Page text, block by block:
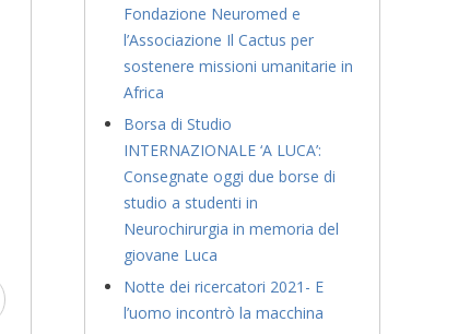
Fondazione Neuromed e
l’Associazione Il Cactus per
sostenere missioni umanitarie in
Africa
Borsa di Studio
INTERNAZIONALE ‘A LUCA’:
Consegnate oggi due borse di
studio a studenti in
Neurochirurgia in memoria del
giovane Luca
Notte dei ricercatori 2021- E
l’uomo incontrò la macchina